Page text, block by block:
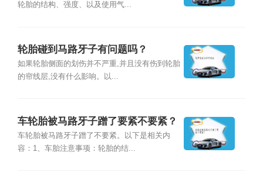
轮胎的结构、强度、以及使用气...
轮胎碰到马路牙子有问题吗？
如果轮胎侧面的划伤并不严重,并且没有伤到轮胎
的帘线层,没有什么影响。以...
车轮胎被马路牙子蹭了要紧不要紧？
车轮胎被马路牙子蹭了不要紧。以下是相关内
容：1、车胎注意事项：轮胎的结...